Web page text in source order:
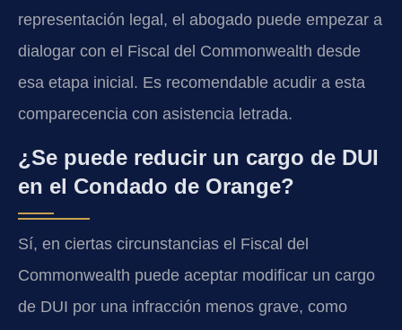
representación legal, el abogado puede empezar a
dialogar con el Fiscal del Commonwealth desde
esa etapa inicial. Es recomendable acudir a esta
comparecencia con asistencia letrada.
¿Se puede reducir un cargo de DUI
en el Condado de Orange?
Sí, en ciertas circunstancias el Fiscal del
Commonwealth puede aceptar modificar un cargo
de DUI por una infracción menos grave, como